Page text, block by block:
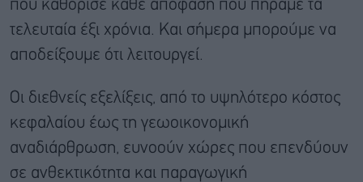
που καθόρισε κάθε απόφαση που πήραμε τα
τελευταία έξι χρόνια. Και σήμερα μπορούμε να
αποδείξουμε ότι λειτουργεί.
Οι διεθνείς εξελίξεις, από το υψηλότερο κόστος
κεφαλαίου έως τη γεωοικονομική
αναδιάρθρωση, ευνοούν χώρες που επενδύουν
σε ανθεκτικότητα και παραγωγική